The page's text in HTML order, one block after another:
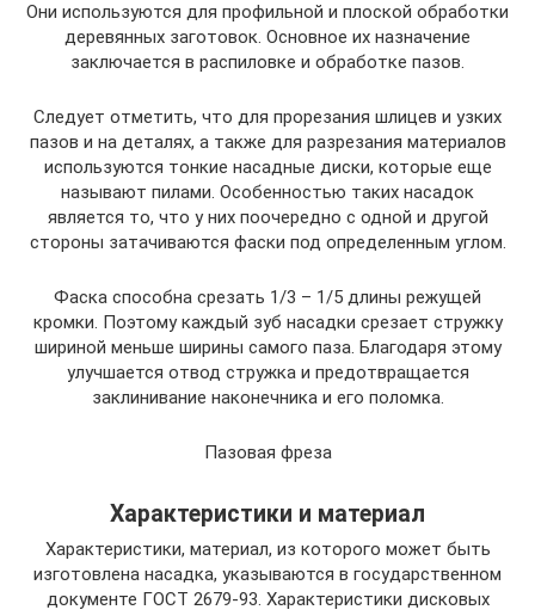
Они используются для профильной и плоской обработки
деревянных заготовок. Основное их назначение
заключается в распиловке и обработке пазов.
Следует отметить, что для прорезания шлицев и узких
пазов и на деталях, а также для разрезания материалов
используются тонкие насадные диски, которые еще
называют пилами. Особенностью таких насадок
является то, что у них поочередно с одной и другой
стороны затачиваются фаски под определенным углом.
Фаска способна срезать 1/3 – 1/5 длины режущей
кромки. Поэтому каждый зуб насадки срезает стружку
шириной меньше ширины самого паза. Благодаря этому
улучшается отвод стружка и предотвращается
заклинивание наконечника и его поломка.
Пазовая фреза
Характеристики и материал
Характеристики, материал, из которого может быть
изготовлена насадка, указываются в государственном
документе ГОСТ 2679-93. Характеристики дисковых